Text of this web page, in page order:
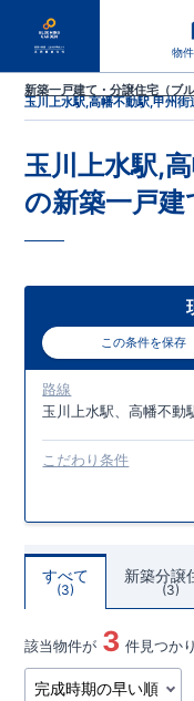
物
新築一戸建て・分譲住宅（ブ
玉川上水駅,高幡不動駅,甲州街
玉川上水駅,
の新築一戸
この条件を保存
路線
玉川上水駅、高幡不動
こだわり条件
すべて
3
新築分譲
3
該当物件が 3 件見つか